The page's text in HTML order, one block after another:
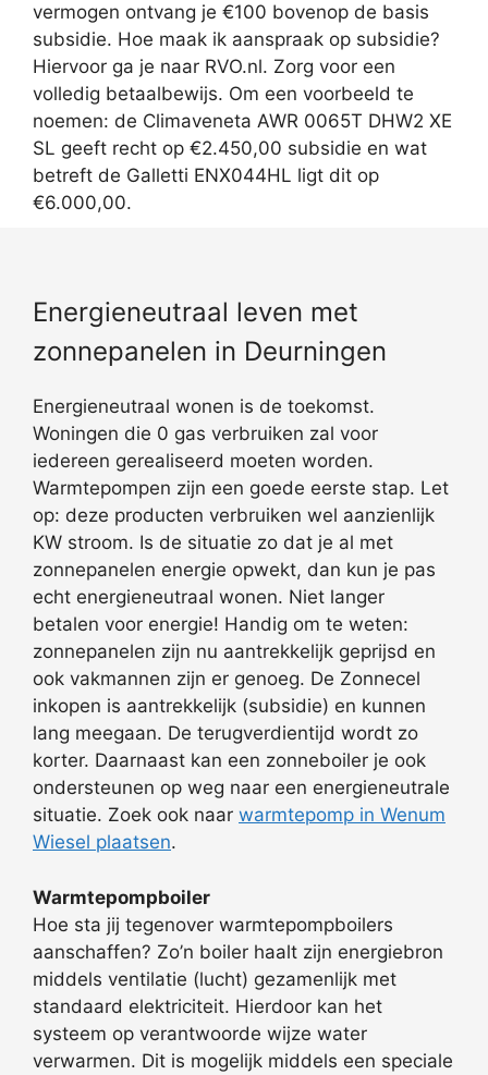
vermogen ontvang je €100 bovenop de basis
subsidie. Hoe maak ik aanspraak op subsidie?
Hiervoor ga je naar RVO.nl. Zorg voor een
volledig betaalbewijs. Om een voorbeeld te
noemen: de Climaveneta AWR 0065T DHW2 XE
SL geeft recht op €2.450,00 subsidie en wat
betreft de Galletti ENX044HL ligt dit op
€6.000,00.
Energieneutraal leven met
zonnepanelen in Deurningen
Energieneutraal wonen is de toekomst.
Woningen die 0 gas verbruiken zal voor
iedereen gerealiseerd moeten worden.
Warmtepompen zijn een goede eerste stap. Let
op: deze producten verbruiken wel aanzienlijk
KW stroom. Is de situatie zo dat je al met
zonnepanelen energie opwekt, dan kun je pas
echt energieneutraal wonen. Niet langer
betalen voor energie! Handig om te weten:
zonnepanelen zijn nu aantrekkelijk geprijsd en
ook vakmannen zijn er genoeg. De Zonnecel
inkopen is aantrekkelijk (subsidie) en kunnen
lang meegaan. De terugverdientijd wordt zo
korter. Daarnaast kan een zonneboiler je ook
ondersteunen op weg naar een energieneutrale
situatie. Zoek ook naar warmtepomp in Wenum
Wiesel plaatsen.
Warmtepompboiler
Hoe sta jij tegenover warmtepompboilers
aanschaffen? Zo’n boiler haalt zijn energiebron
middels ventilatie (lucht) gezamenlijk met
standaard elektriciteit. Hierdoor kan het
systeem op verantwoorde wijze water
verwarmen. Dit is mogelijk middels een speciale